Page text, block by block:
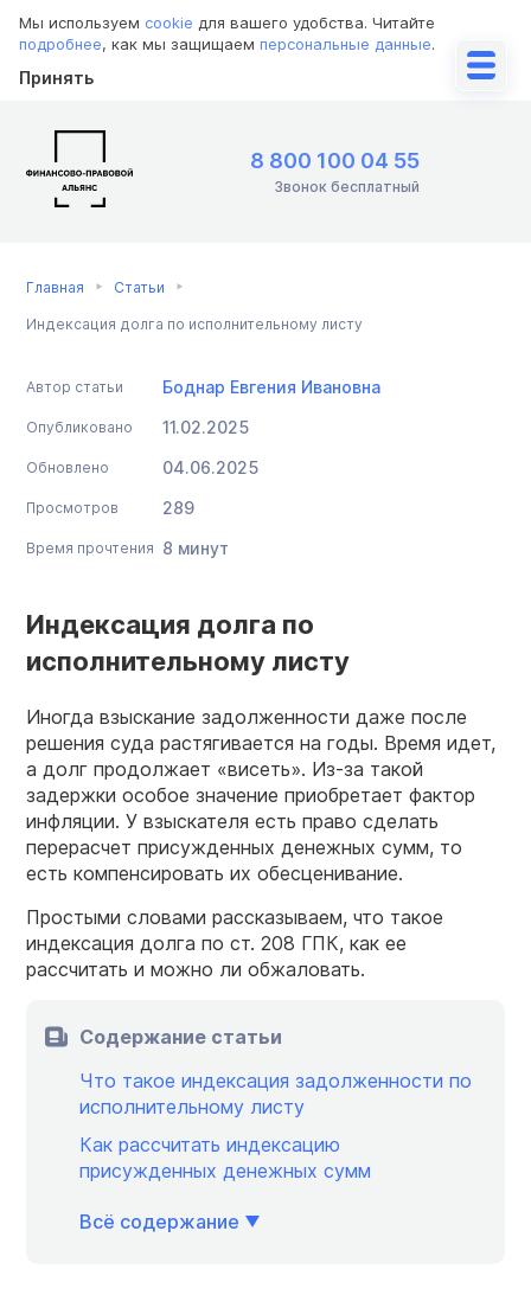
Мы используем cookie для вашего удобства. Читайте
подробнее, как мы защищаем персональные данные.
Принять
8 800 100 04 55
Звонок бесплатный
Главная Статьи
Индексация долга по исполнительному листу
Автор статьи Боднар Евгения Ивановна
Опубликовано 11.02.2025
Обновлено 04.06.2025
Просмотров 289
Время прочтения 8 минут
Индексация долга по
исполнительному листу
Иногда взыскание задолженности даже после
решения суда растягивается на годы. Время идет,
а долг продолжает «висеть». Из-за такой
задержки особое значение приобретает фактор
инфляции. У взыскателя есть право сделать
перерасчет присужденных денежных сумм, то
есть компенсировать их обесценивание.
Простыми словами рассказываем, что такое
индексация долга по ст. 208 ГПК, как ее
рассчитать и можно ли обжаловать.
Содержание статьи
Что такое индексация задолженности по
исполнительному листу
Как рассчитать индексацию
присужденных денежных сумм
Всё содержание